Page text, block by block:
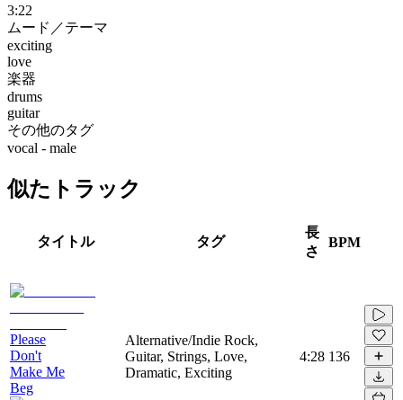
3:22
ムード／テーマ
exciting
love
楽器
drums
guitar
その他のタグ
vocal - male
似たトラック
タイトル タグ
長
さ
BPM
Please
Don't
Make Me
Beg
Alternative/Indie Rock,
Guitar, Strings, Love,
Dramatic, Exciting
4:28 136